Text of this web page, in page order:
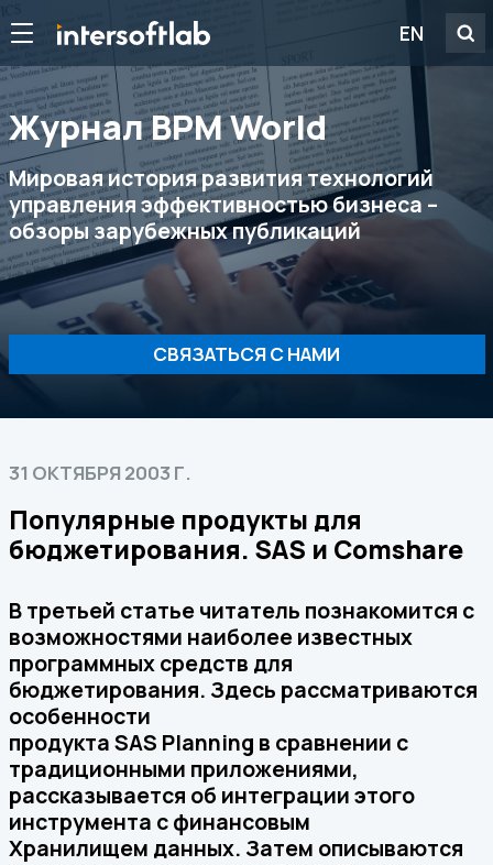
EN
Журнал ВРМ World
Мировая история развития технологий
управления эффективностью бизнеса –
обзоры зарубежных публикаций
СВЯЗАТЬСЯ С НАМИ
31 ОКТЯБРЯ 2003 Г.
Популярные продукты для
бюджетирования. SAS и Comshare
В третьей статье читатель познакомится с
возможностями наиболее известных
программных средств для
бюджетирования. Здесь рассматриваются
особенности
продукта SAS Planning в сравнении с
традиционными приложениями,
рассказывается об интеграции этого
инструмента с финансовым
Хранилищем данных. Затем описываются